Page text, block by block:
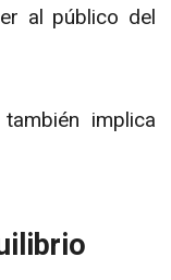
al público del
implica